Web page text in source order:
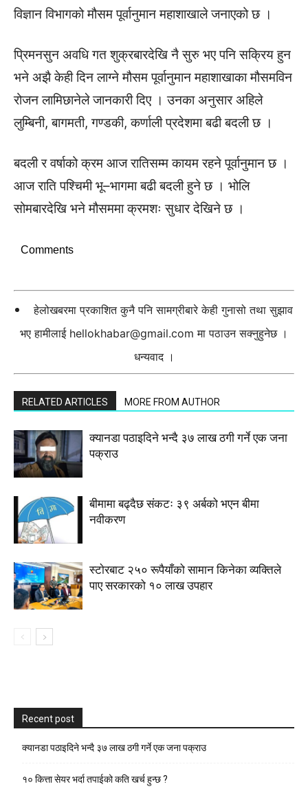
विज्ञान विभागको मौसम पूर्वानुमान महाशाखाले जनाएको छ ।
प्रिमनसुन अवधि गत शुक्रबारदेखि नै सुरु भए पनि सक्रिय हुन
भने अझै केही दिन लाग्ने मौसम पूर्वानुमान महाशाखाका मौसमविन
रोजन लामिछानेले जानकारी दिए । उनका अनुसार अहिले
लुम्बिनी, बागमती, गण्डकी, कर्णाली प्रदेशमा बढी बदली छ ।
बदली र वर्षाको क्रम आज रातिसम्म कायम रहने पूर्वानुमान छ ।
आज राति पश्चिमी भू–भागमा बढी बदली हुने छ । भोलि
सोमबारदेखि भने मौसममा क्रमशः सुधार देखिने छ ।
Comments
हेलोखबरमा प्रकाशित कुनै पनि सामग्रीबारे केही गुनासो तथा सुझाव
भए हामीलाई hellokhabar@gmail.com मा पठाउन सक्नुहुनेछ ।
धन्यवाद ।
RELATED ARTICLES MORE FROM AUTHOR
क्यानडा पठाइदिने भन्दै ३७ लाख ठगी गर्ने एक जना
पक्राउ
बीमामा बढ्दैछ संकटः ३९ अर्बको भएन बीमा
नवीकरण
स्टाेरबाट २५० रूपैयाँको सामान किनेका व्यक्तिले
पाए सरकारको १० लाख उपहार
Recent post
क्यानडा पठाइदिने भन्दै ३७ लाख ठगी गर्ने एक जना पक्राउ
१० कित्ता सेयर भर्दा तपाईको कति खर्च हुन्छ ?